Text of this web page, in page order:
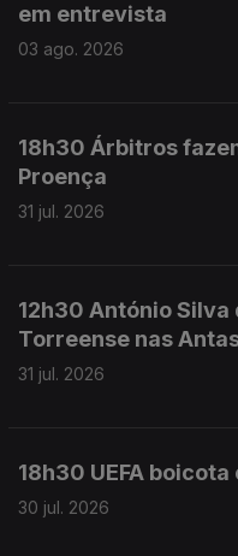
em entrevista
03 ago. 2026
18h30 Árbitros
Proença
31 jul. 2026
12h30 António
Torreense nas
31 jul. 2026
18h30 UEFA
30 jul. 2026